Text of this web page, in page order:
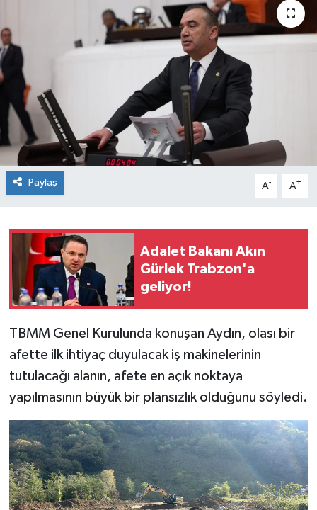
Paylaş A- A+
Adalet Bakanı Akın
Gürlek Trabzon'a
geliyor!
TBMM Genel Kurulunda konuşan Aydın, olası bir
afette ilk ihtiyaç duyulacak iş makinelerinin
tutulacağı alanın, afete en açık noktaya
yapılmasının büyük bir plansızlık olduğunu söyledi.